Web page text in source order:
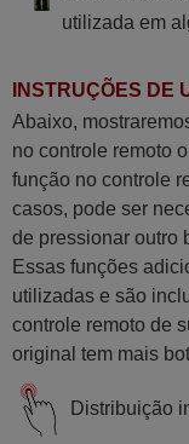
utilizada em
INSTRUÇÕES DE
Abaixo,
no controle remoto
função no controle
casos, pode ser
de pressionar outro
Essas funções
utilizadas e são
controle remoto de
original tem mais
Distribuição